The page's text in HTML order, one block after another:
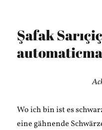
Şafak
Wo ich bin ist es
eine gähnende